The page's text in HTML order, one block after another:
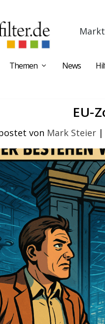
Themen News
EU-
von Mark Steier |